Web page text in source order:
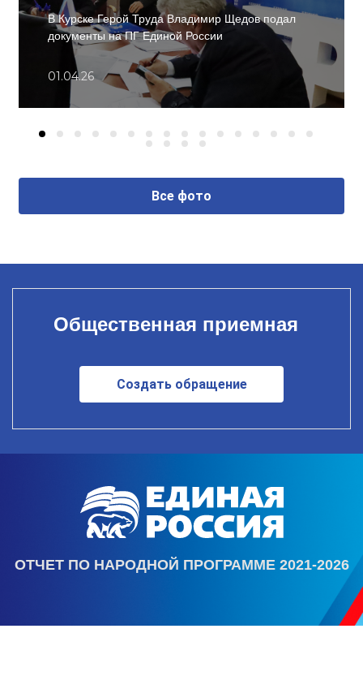
В Курске Герой Труда Владимир Щедов подал
документы на ПГ Единой России
01.04.26
Все фото
Общественная приемная
Создать обращение
ОТЧЕТ ПО НАРОДНОЙ ПРОГРАММЕ 2021-2026